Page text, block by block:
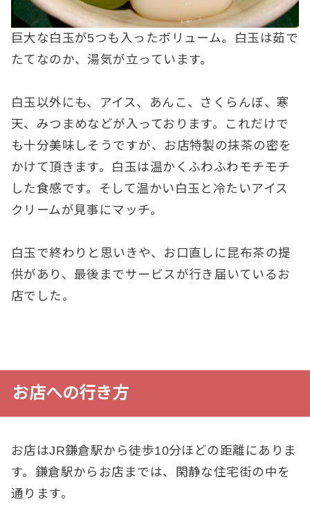
巨大な白玉が5つも入ったボリューム。白玉は茹で
たてなのか、湯気が立っています。
白玉以外にも、アイス、あんこ、さくらんぼ、寒
天、みつまめなどが入っております。これだけで
も十分美味しそうですが、お店特製の抹茶の密を
かけて頂きます。白玉は温かくふわふわモチモチ
した食感です。そして温かい白玉と冷たいアイス
クリームが見事にマッチ。
白玉で終わりと思いきや、お口直しに昆布茶の提
供があり、最後までサービスが行き届いているお
店でした。
お店への行き方
お店はJR鎌倉駅から徒歩10分ほどの距離にありま
す。鎌倉駅からお店までは、閑静な住宅街の中を
通ります。